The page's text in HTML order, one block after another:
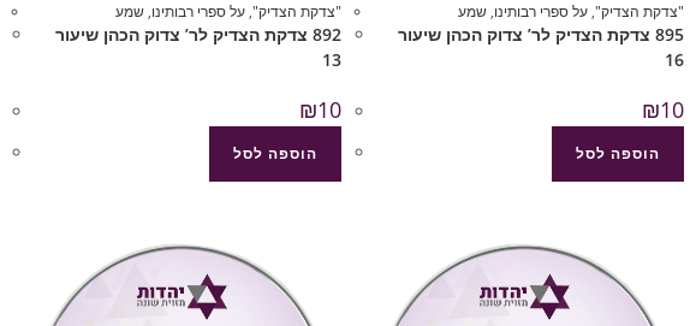
"צדקת הצדיק", על ספרי רבותינו, שמע
895 צדקת הצדיק לר’ צדוק הכהן שיעור
16
₪10
הוספה לסל
"צדקת הצדיק", על ספרי רבותינו, שמע
892 צדקת הצדיק לר’ צדוק הכהן שיעור
13
₪10
הוספה לסל